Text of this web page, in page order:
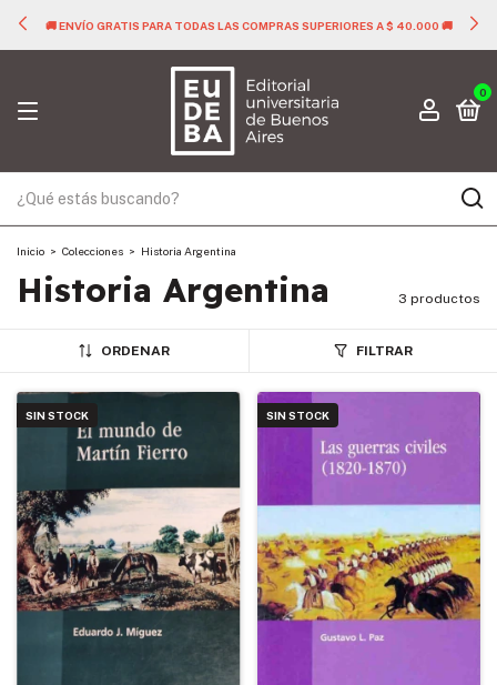
🚚 ENVÍO GRATIS PARA TODAS LAS COMPRAS SUPERIORES A $ 40.000 🚚
0
Inicio > Colecciones > Historia Argentina
Historia Argentina 3 productos
ORDENAR FILTRAR
SIN STOCK SIN STOCK